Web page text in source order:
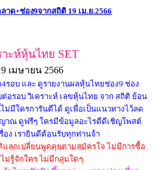
ด+ช่อง9จากสถิติ 19 เม.ย.2566
าะห์หุ้นไทย SET
เมษายน 2566
รอบ และ ดูรายงานผลหุ้นไทยช่อง9 ช่อง
รอบ วิเคราะห์ เลขหุ้นไทย จาก สถิติ ย้อน
มีใครการันตีได้ ดูเพื่อเป็นแนวทางไว้ลด
าณ ดูฟรีๆ ใครมีข้อมูลอะไรดีดีเชิญโพสต์
อง เรายินดีต้อนรับทุกท่านจ้า
แลกเปลี่ยนพูดคุยตามสมัครใจ ไม่มีการซื้อ
ม่รู้จักใคร ไม่มีกลุ่มใดๆ